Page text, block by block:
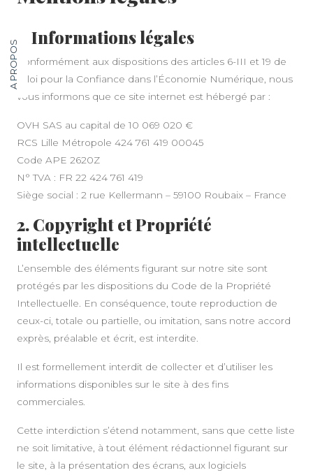
1. Informations légales
Conformément aux dispositions des articles 6-III et 19 de
la loi pour la Confiance dans l’Économie Numérique, nous
vous informons que ce site internet est hébergé par :
OVH SAS au capital de 10 069 020 €
RCS Lille Métropole 424 761 419 00045
Code APE 2620Z
N° TVA : FR 22 424 761 419
Siège social : 2 rue Kellermann – 59100 Roubaix – France
2. Copyright et Propriété
intellectuelle
L’ensemble des éléments figurant sur notre site sont
protégés par les dispositions du Code de la Propriété
Intellectuelle. En conséquence, toute reproduction de
ceux-ci, totale ou partielle, ou imitation, sans notre accord
exprès, préalable et écrit, est interdite.
Il est formellement interdit de collecter et d’utiliser les
informations disponibles sur le site à des fins
commerciales.
Cette interdiction s’étend notamment, sans que cette liste
ne soit limitative, à tout élément rédactionnel figurant sur
le site, à la présentation des écrans, aux logiciels
A PROPOS